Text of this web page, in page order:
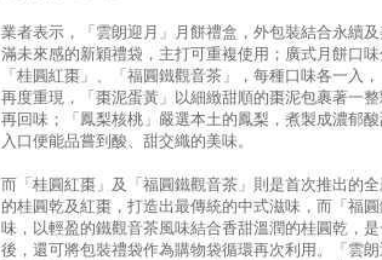
業者表示，「雲朗迎月」月餅禮盒，外包裝結合永續
滿未來感的新穎禮袋，主打可重複使用；廣式月餅口
「桂圓紅棗」、「福圓鐵觀音茶」，每種口味各一入
再度重現，「棗泥蛋黃」以細緻甜順的棗泥包裹著一
再回味；「鳳梨核桃」嚴選本土的鳳梨，煮製成濃郁
入口便能品嘗到酸、甜交織的美味。
而「桂圓紅棗」及「福圓鐵觀音茶」則是首次推出的
的桂圓乾及紅棗，打造出最傳統的中式滋味，而「福
味，以輕盈的鐵觀音茶風味結合香甜溫潤的桂圓乾，
後，還可將包裝禮袋作為購物袋循環再次利用。「雲